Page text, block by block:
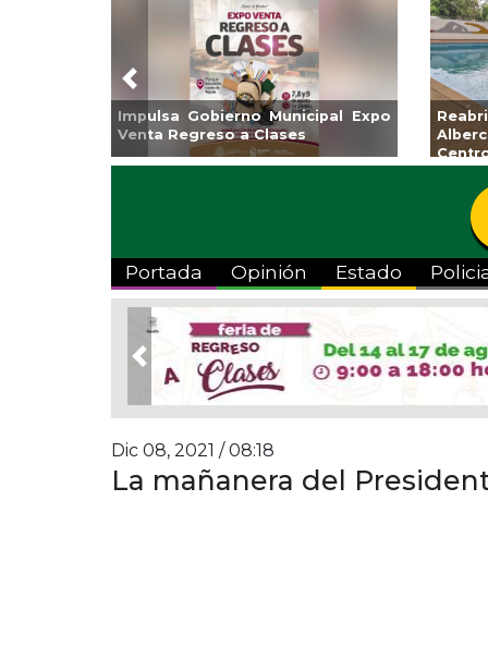
Impulsa Gobierno Municipal Expo
Venta Regreso a Clases
Centro
Previous
Portada Opinión Estado
Previous
Dic 08, 2021 / 08:18
La mañanera del